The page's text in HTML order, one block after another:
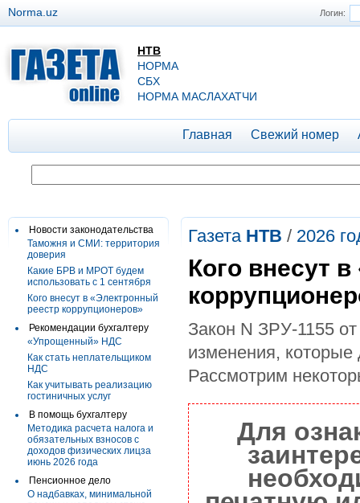
Логин:
Norma.uz
НТВ
НОРМА
СБХ
НОРМА МАСЛАХАТЧИ
Главная Свежий номер
Новости законодательства
Таможня и СМИ: территория
доверия
Какие БРВ и МРОТ будем
использовать с 1 сентября
Кого внесут в «Электронный
реестр коррупционеров»
Рекомендации бухгалтеру
«Упрощенный» НДС
Как стать неплательщиком
НДС
Как учитывать реализацию
гостиничных услуг
В помощь бухгалтеру
Методика расчета налога и
обязательных взносов с
доходов физических лицза
июнь 2026 года
Пенсионное дело
О надбавках, минимальной
Газета НТВ / 2026
Кого внесут
Закон N ЗРУ-1155 от
изменения,
Рассмотрим
Для